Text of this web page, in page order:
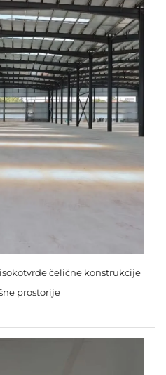
čelične konstrukcije
prostorije